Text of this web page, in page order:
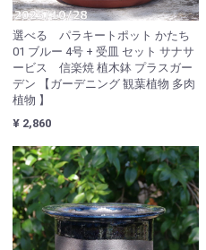
選べる パラキートポット かたち
01 ブルー 4号 + 受皿 セット サナサ
ービス 信楽焼 植木鉢 プラスガー
デン 【ガーデニング 観葉植物 多肉
植物 】
¥ 2,860